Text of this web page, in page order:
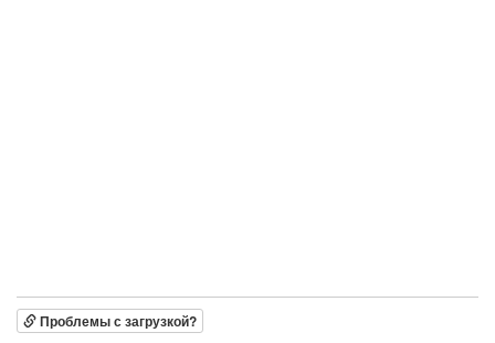
Проблемы с загрузкой?